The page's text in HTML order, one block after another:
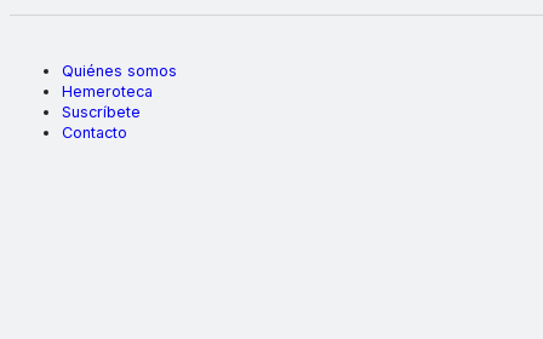
Quiénes somos
Hemeroteca
Suscríbete
Contacto